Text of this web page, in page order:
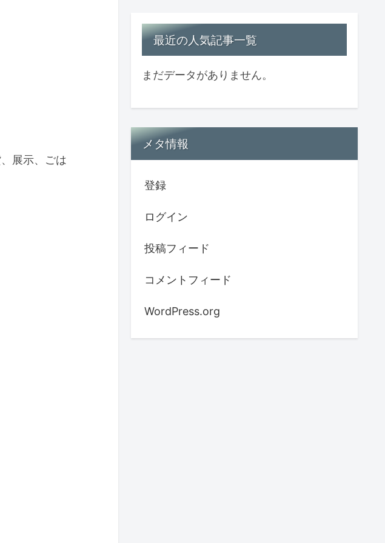
展示、ごは
最近の人気記事一覧
まだデータがありません。
メタ情報
登録
ログイン
投稿フィード
コメントフィード
WordPress.org